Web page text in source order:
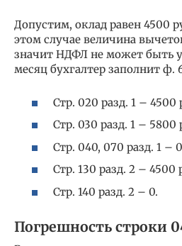
Допустим, оклад равен 4500
этом случае величина
значит НДФЛ не может быть
месяц бухгалтер заполнит
Стр. 020 разд. 1 – 4500
Стр. 030 разд. 1 – 5800
Стр. 040, 070 разд. 1 –
Стр. 130 разд. 2 – 4500
Стр. 140 разд. 2 – 0.
Погрешность строки